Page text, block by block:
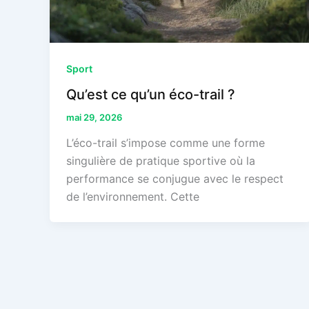
Sport
Qu’est ce qu’un éco-trail ?
mai 29, 2026
L’éco-trail s’impose comme une forme
singulière de pratique sportive où la
performance se conjugue avec le respect
de l’environnement. Cette